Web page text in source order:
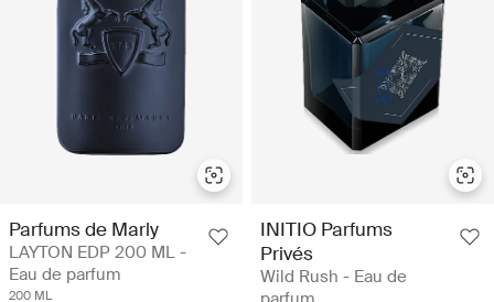
Parfums de Marly
LAYTON EDP 200 ML -
Eau de parfum
200 ML
INITIO Parfums
Privés
Wild Rush - Eau de